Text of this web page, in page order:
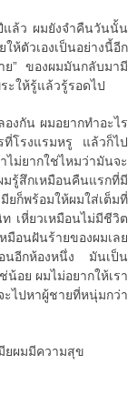
แล้ว ผมยังจำคืนวันนั้น
ตัวเองเป็นอย่างนี้อีก
ย” ของผมมันกลับมามี
ะให้รู้แล้วรู้รอดไป
งกัน ผมอยากทำอะไร
โรงแรมหรู แล้วก็ไป
ม่ยากใช่ไหมว่ามันจะ
รู้สึกเหมือนคืนแรกที่มี
ยก็พร้อมให้ผมใส่เต็มที่
เหี่ยวเหมือนไม่มีชีวิต
อนฝันร้ายของผมเลย
นอีกห้องหนึ่ง มันเป็น
อย ผมไม่อยากให้เรา
ไปหาผู้ชายที่หนุ่มกว่า
ยผมมีความสุข